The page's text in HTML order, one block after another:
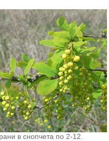
в снопчета по 2-12.